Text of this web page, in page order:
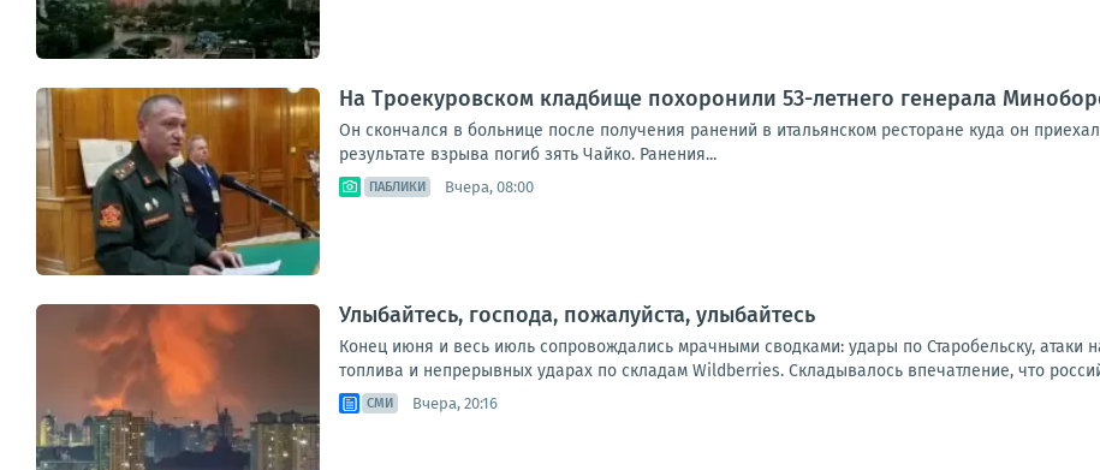
На Троекуровском кладбище похоронили 53-летнего генерала
Он скончался в больнице после получения ранений в итальянском ресторане куда он
результате взрыва погиб зять Чайко. Ранения...
ПАБЛИКИ Вчера, 08:00
Улыбайтесь, господа, пожалуйста, улыбайтесь
Конец июня и весь июль сопровождались мрачными сводками: удары по Старобельску,
топлива и непрерывных ударах по складам Wildberries. Складывалось впечатление, что
СМИ Вчера, 20:16